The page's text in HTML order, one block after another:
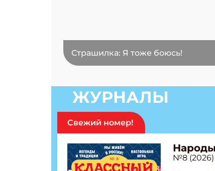
Страшилка: Я тоже боюсь!
ЖУРНАЛЫ
Свежий номер!
№8 (2026)